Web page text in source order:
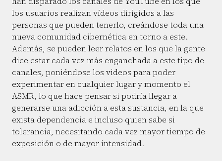
los usuarios realizan vídeos dirigidos a las
personas que pueden tenerlo, creándose toda una
nueva comunidad cibernética en torno a este.
Además, se pueden leer relatos en los que la gente
dice estar cada vez más enganchada a este tipo de
canales, poniéndose los videos para poder
experimentar en cualquier lugar y momento el
ASMR, lo que hace pensar si podría llegar a
generarse una adicción a esta sustancia, en la que
exista dependencia e incluso quien sabe si
tolerancia, necesitando cada vez mayor tiempo de
exposición o de mayor intensidad.